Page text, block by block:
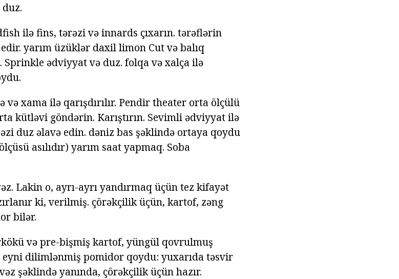
ilə fins, tərəzi və innards çıxarın. tərəflərin
yarım üzüklər daxil limon Cut və balıq
ədviyyat və duz. folqa və xalça ilə
xama ilə qarışdırılır. Pendir theater orta ölçülü
kütləvi göndərin. Karıştırın. Sevimli ədviyyat ilə
duz əlavə edin. dəniz bas şəklində ortaya qoydu
asılıdır) yarım saat yapmaq. Soba
Lakin o, ayrı-ayrı yandırmaq üçün tez kifayət
ki, verilmiş. çörəkçilik üçün, kartof, zəng
bilər.
və pre-bişmiş kartof, yüngül qovrulmuş
eyni dilimlənmiş pomidor qoydu: yuxarıda təsvir
şəklində yanında, çörəkçilik üçün hazır.